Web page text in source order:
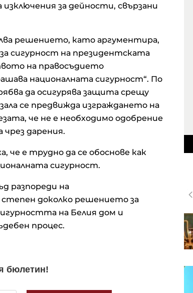
за дейности, свързани
решението, като аргументира,
сигурност на президентската
на правосъдието
националната сигурност“. По
да осигурява защита срещу
се предвижда изграждането на
че не е необходимо одобрение
дарения.
е трудно да се обоснове как
сигурност.
разпореди на
степен доколко решението за
на Белия дом и
процес.
Силни отчети и ръст при Nvidia